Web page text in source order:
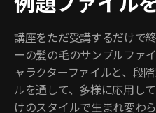
講座をただ受講するだけで
ーの髪の毛のサンプルファ
ャラクターファイルと、段
ルを通して、多様に応用し
けのスタイルで生まれ変わ